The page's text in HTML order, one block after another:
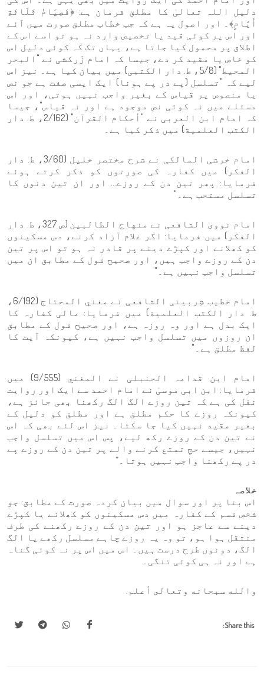
دلیل اللہ تعالیٰ کا مطلق فرمان ہے: ﴿فَصِيَامُ ثَلَاثَةِ
أَيَّامٍ﴾۔ اور اصول یہ ہے کہ جب خطاب مطلق صورت میں آئے
اور اس پر کوئی قید یا تخصیص وارد نہ ہو تو اسے اس کے
اطلاق پر محمول کیا جاتا ہے، یہاں تک کہ کوئی دلیل اس
کو خاص یا مقید کر دے، جیسا کہ امام زَرکشی نے "البحر
المحيط" (5/8، ط. دار الکتبی) میں بیان کیا ہے۔ نیز اس
لیے کہ "تسلسل (پے در پے ہونا) ایک ایسی صفت ہے جو نص
یا منصوص پر قیاس کے بغیر واجب نہیں ہوتی، اور اس
مسئلے میں نہ کوئی نص موجود ہے اور نہ قیاس"، جیسا
کہ امام ابن العربی نے "أحكام القرآن" (2/162، ط. دار
الكتب العلمية) میں ذکر کیا ہے۔
امام خرشی المالکی نے شرح مختصر خلیل (3/60، ط. دار
الفكر) میں کفارہ کی صورتوں کو ذکر کرتے ہوئے
فرمایا: پھر تین دن کے روزے… اور ان تین دنوں کا
تسلسل مستحب ہے۔"
امام نووی الشافعی نے منهاج الطالبين (ص 327، ط. دار
الفكر) میں فرمایا: اگر غلام آزاد کرنے، دس مسکینوں
کو کھلانے اور کپڑے دینے پر قادر نہ ہو تو اس پر تین
دن کے روزے واجب ہیں، اور صحیح قول کے مطابق ان میں
تسلسل واجب نہیں ہے۔"
امام خطیب شِربینی الشافعی نے مغني المحتاج (6/192،
ط. دار الكتب العلمية) میں فرمایا: مالی کفارہ کا
ایک بدل ہے اور وہ روزہ ہے، اور صحیح قول کے مطابق
ان روزوں میں تسلسل واجب نہیں ہے، کیونکہ آیت کا
لفظ مطلق ہے۔"
امام ابن قدامہ الحنبلی نے المغني (9/555) میں
فرمایا: ابن ابی موسیٰ نے امام احمد سے ایک اور روایت
نقل کی ہے کہ تین روزے الگ الگ رکھنا بھی جائز ہے،
کیونکہ روزے کا حکم مطلق ہے اور مطلق کو دلیل کے
بغیر مقید نہیں کیا جا سکتا۔ نیز اس لئے بھی کہ اس
نے تین دن کے روزے رکھ لیے، پس اس میں تسلسل واجب
نہیں، جیسے حجِ تمتع کرنے والے پر تین دن کے روزے پے
در پے رکھنا واجب نہیں ہوتا۔”
خلاصہ
اس بنا پر اور سوال میں بیان کردہ صورت کے مطابق: جو
شخص قسم کے کفارہ میں دس مسکینوں کو کھلانے یا کپڑے
دینے سے عاجز ہو اور تین دن کے روزے رکھنے کی طرف
منتقل ہوا ہو، تو وہ یہ روزے چاہے مسلسل رکھے یا الگ
الگ، دونوں طرح درست ہیں۔ اس میں اس پر نہ کوئی گناہ
ہے اور نہ ہی کوئی تنگی۔
والله سبحانه وتعالى أعلم.
Share this: